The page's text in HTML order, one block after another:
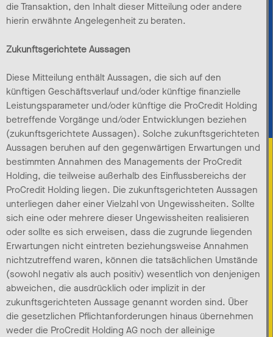
die Transaktion, den Inhalt dieser Mitteilung oder andere
hierin erwähnte Angelegenheit zu beraten.
Zukunftsgerichtete Aussagen
Diese Mitteilung enthält Aussagen, die sich auf den
künftigen Geschäftsverlauf und/oder künftige finanzielle
Leistungsparameter und/oder künftige die ProCredit Holding
betreffende Vorgänge und/oder Entwicklungen beziehen
(zukunftsgerichtete Aussagen). Solche zukunftsgerichteten
Aussagen beruhen auf den gegenwärtigen Erwartungen und
bestimmten Annahmen des Managements der ProCredit
Holding, die teilweise außerhalb des Einflussbereichs der
ProCredit Holding liegen. Die zukunftsgerichteten Aussagen
unterliegen daher einer Vielzahl von Ungewissheiten. Sollte
sich eine oder mehrere dieser Ungewissheiten realisieren
oder sollte es sich erweisen, dass die zugrunde liegenden
Erwartungen nicht eintreten beziehungsweise Annahmen
nichtzutreffend waren, können die tatsächlichen Umstände
(sowohl negativ als auch positiv) wesentlich von denjenigen
abweichen, die ausdrücklich oder implizit in der
zukunftsgerichteten Aussage genannt worden sind. Über
die gesetzlichen Pflichtanforderungen hinaus übernehmen
weder die ProCredit Holding AG noch der alleinige